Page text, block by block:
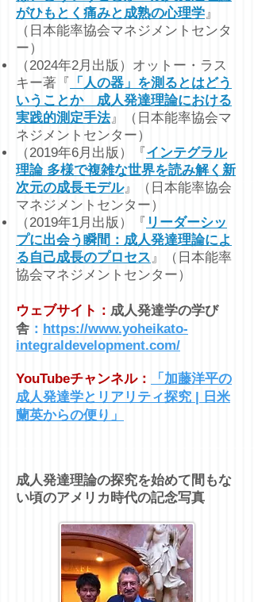
がひもとく痛みと成熟の心理学』
（日本能率協会マネジメントセンタ
ー）
（2024年2月出版）オットー・ラス
キー著『
「人の器」を測るとはどう
いうことか 成人発達理論における
実践的測定手法』（日本能率協会マ
ネジメントセンター）​
（2019年6月出版）『インテグラル
理論 多様で複雑な世界を読み解く新
次元の成長モデル』
（日本能率協会
マネジメントセンター）
（2019年1月出版）『 リーダーシッ
プに出会う瞬間：成人発達理論によ
る自己成長のプロセス』
（日本能率
協会マネジメントセンター）
ウェブサイト： 成人発達学の学び
舎 ： https://www.yoheikato-
integraldevelopment.com/
YouTubeチャンネル： 「 加藤洋平の
成人発達学とリアリティ探究 | 日米
蘭英からの便り 」
成人発達理論の探究を始めて間もな
い頃のアメリカ時代の記念写真